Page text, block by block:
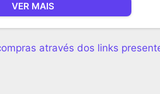
VER MAIS
através dos links